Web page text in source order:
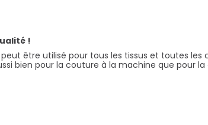
!
être utilisé pour tous les tissus et toutes les
bien pour la couture à la machine que pour